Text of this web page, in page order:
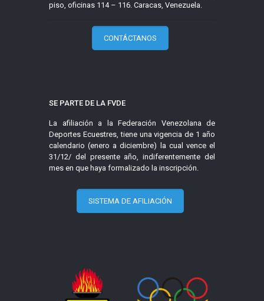
piso, oficinas 114 – 116. Caracas, Venezuela.
CONTÁCTANOS
SE PARTE DE LA FVDE
La afiliación a la Federación Venezolana de
Deportes Ecuestres, tiene una vigencia de 1 año
calendario (enero a diciembre) la cual vence el
31/12/ del presente año, indiferentemente del
mes en que haya formalizado la inscripción.
SISTEMA DE AFILIACIÓN